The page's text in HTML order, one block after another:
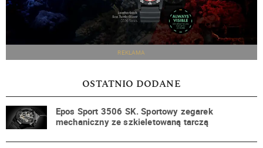
REKLAMA
OSTATNIO DODANE
Epos Sport 3506 SK. Sportowy zegarek
mechaniczny ze szkieletowaną tarczą